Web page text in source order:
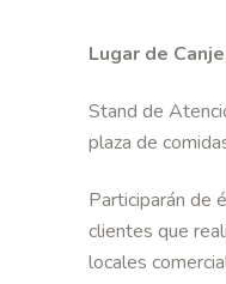
Lugar de
Stand de
plaza de
Participarán de
clientes que
locales